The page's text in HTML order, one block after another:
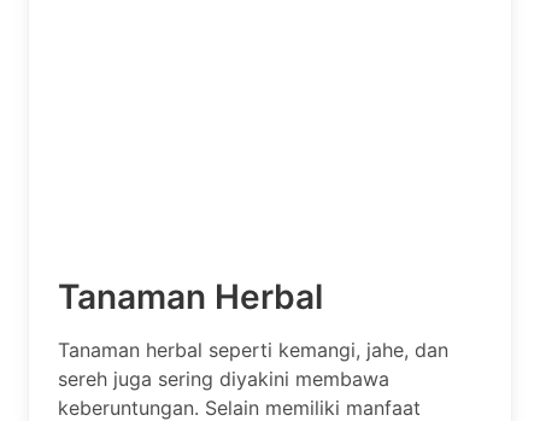
Tanaman Herbal
Tanaman herbal seperti kemangi, jahe, dan
sereh juga sering diyakini membawa
keberuntungan. Selain memiliki manfaat